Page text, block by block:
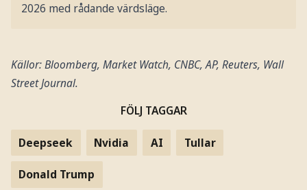
2026 med rådande värdsläge.
Källor: Bloomberg, Market Watch, CNBC, AP, Reuters, Wall
Street Journal.
FÖLJ TAGGAR
Deepseek Nvidia AI Tullar
Donald Trump